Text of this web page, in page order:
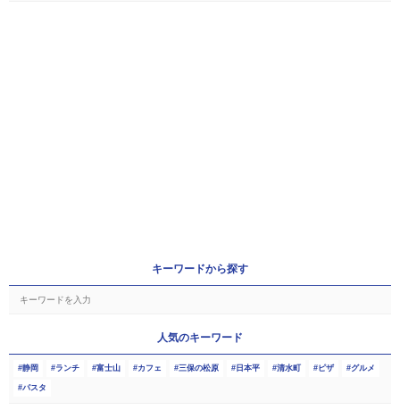
キーワードから探す
人気のキーワード
静岡 ランチ 富士山 カフェ 三保の松原 日本平 清水町 ピザ グルメ
パスタ